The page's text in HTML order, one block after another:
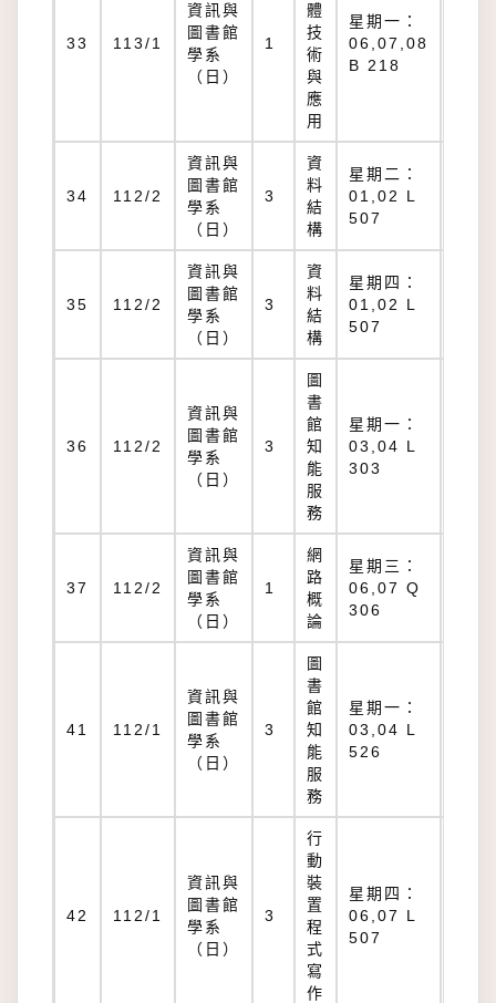
33 113/1
資訊與
圖書館
學系
（日）
1
體
技
術
與
應
用
星期一：
06,07,08
B 218
34 112/2
資訊與
圖書館
學系
（日）
3
資
料
結
構
星期二：
01,02 L
507
35 112/2
資訊與
圖書館
學系
（日）
3
資
料
結
構
星期四：
01,02 L
507
36 112/2
資訊與
圖書館
學系
（日）
3
圖
書
館
知
能
服
務
星期一：
03,04 L
303
37 112/2
資訊與
圖書館
學系
（日）
1
網
路
概
論
星期三：
06,07 Q
306
41 112/1
資訊與
圖書館
學系
（日）
3
圖
書
館
知
能
服
務
星期一：
03,04 L
526
42 112/1
資訊與
圖書館
學系
（日）
3
行
動
裝
置
程
式
寫
作
星期四：
06,07 L
507